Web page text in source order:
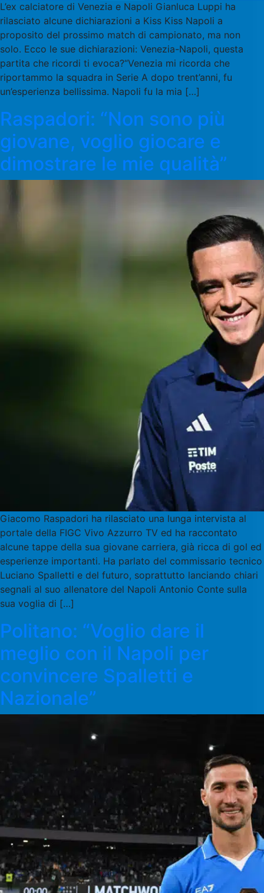
L’ex calciatore di Venezia e Napoli Gianluca Luppi ha
rilasciato alcune dichiarazioni a Kiss Kiss Napoli a
proposito del prossimo match di campionato, ma non
solo. Ecco le sue dichiarazioni: Venezia-Napoli, questa
partita che ricordi ti evoca?“Venezia mi ricorda che
riportammo la squadra in Serie A dopo trent’anni, fu
un’esperienza bellissima. Napoli fu la mia […]
Raspadori: “Non sono più
giovane, voglio giocare e
dimostrare le mie qualità”
Giacomo Raspadori ha rilasciato una lunga intervista al
portale della FIGC Vivo Azzurro TV ed ha raccontato
alcune tappe della sua giovane carriera, già ricca di gol ed
esperienze importanti. Ha parlato del commissario tecnico
Luciano Spalletti e del futuro, soprattutto lanciando chiari
segnali al suo allenatore del Napoli Antonio Conte sulla
sua voglia di […]
Politano: “Voglio dare il
meglio con il Napoli per
convincere Spalletti e
Nazionale”